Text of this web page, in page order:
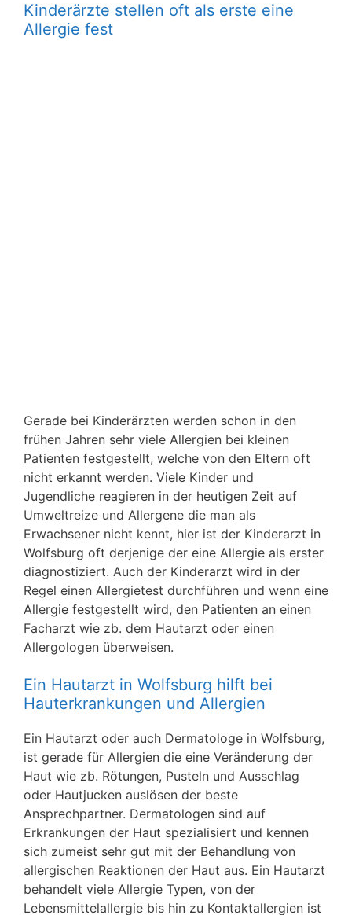
Kinderärzte stellen oft als erste eine
Allergie fest
Gerade bei Kinderärzten werden schon in den
frühen Jahren sehr viele Allergien bei kleinen
Patienten festgestellt, welche von den Eltern oft
nicht erkannt werden. Viele Kinder und
Jugendliche reagieren in der heutigen Zeit auf
Umweltreize und Allergene die man als
Erwachsener nicht kennt, hier ist der Kinderarzt in
Wolfsburg oft derjenige der eine Allergie als erster
diagnostiziert. Auch der Kinderarzt wird in der
Regel einen Allergietest durchführen und wenn eine
Allergie festgestellt wird, den Patienten an einen
Facharzt wie zb. dem Hautarzt oder einen
Allergologen überweisen.
Ein Hautarzt in Wolfsburg hilft bei
Hauterkrankungen und Allergien
Ein Hautarzt oder auch Dermatologe in Wolfsburg,
ist gerade für Allergien die eine Veränderung der
Haut wie zb. Rötungen, Pusteln und Ausschlag
oder Hautjucken auslösen der beste
Ansprechpartner. Dermatologen sind auf
Erkrankungen der Haut spezialisiert und kennen
sich zumeist sehr gut mit der Behandlung von
allergischen Reaktionen der Haut aus. Ein Hautarzt
behandelt viele Allergie Typen, von der
Lebensmittelallergie bis hin zu Kontaktallergien ist